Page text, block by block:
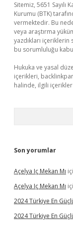
Sitemiz, 5651
Kurumu (BTK)
vermektedir. Bu
veya araştırma
yazdıkları
bu sorumluluğu
Hukuka ve yasal
içerikleri,
halinde, ilgili
Son yorumlar
Açelya Iç Mekan Mı
Açelya Iç Mekan Mı
2024 Türkiye En
2024 Türkiye En